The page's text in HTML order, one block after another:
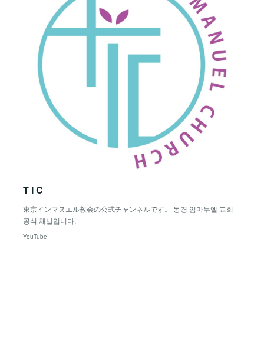
T I C
東京インマヌエル教会の公式チャンネルです。 동경 임마누엘 교회
공식 채널입니다.
YouTube